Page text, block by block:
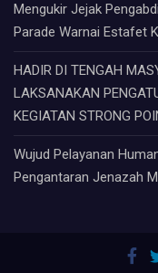
Mengukir Jejak
Parade Warnai Estafet
HADIR DI TENGAH
LAKSANAKAN
KEGIATAN STRONG
Wujud Pelayanan
Pengantaran Jenazah